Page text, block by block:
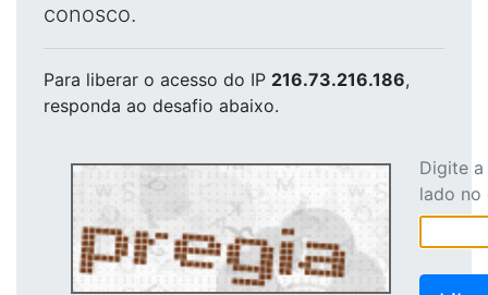
conosco.
Para liberar o acesso do IP 216.73.216.186,
responda ao desafio abaixo.
Digite
lado no